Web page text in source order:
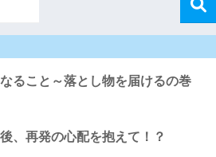
ること～落とし物を届けるの巻
、再発の心配を抱えて！？